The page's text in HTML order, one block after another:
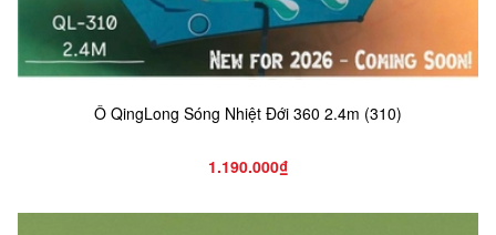
Ô QingLong Sóng Nhiệt Đới 360 2.4m (310)
1.190.000₫